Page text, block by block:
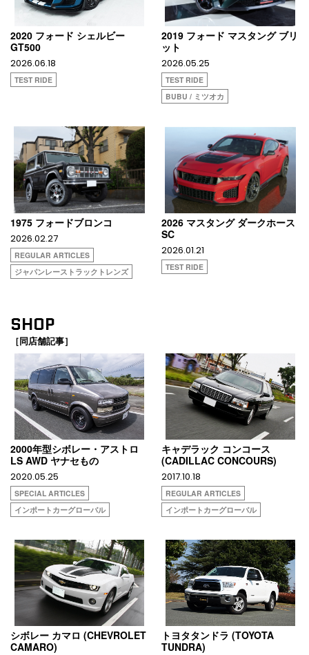
2020 フォード シェルビー
GT500
2026.06.18
TEST RIDE
2019 フォード マスタング ブリ
ット
2026.05.25
TEST RIDE
BUBU / ミツオカ
1975 フォードブロンコ
2026.02.27
REGULAR ARTICLES
ジャパンレーストラックトレンズ
2026 マスタング ダークホース
SC
2026.01.21
TEST RIDE
SHOP
［同店舗記事］
2000年型シボレー・アストロ
LS AWD ヤナセもの
2020.05.25
SPECIAL ARTICLES
インポートカーグローバル
キャデラック コンコース
(CADILLAC CONCOURS)
2017.10.18
REGULAR ARTICLES
インポートカーグローバル
シボレー カマロ (CHEVROLET
CAMARO)
トヨタタンドラ (TOYOTA
TUNDRA)